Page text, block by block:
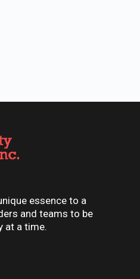
essence to a
and teams to be
at a time.